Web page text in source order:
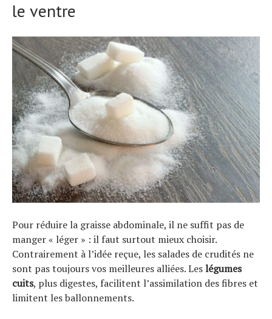
le ventre
Pour réduire la graisse abdominale, il ne suffit pas de
manger « léger » : il faut surtout mieux choisir.
Contrairement à l’idée reçue, les salades de crudités ne
sont pas toujours vos meilleures alliées. Leslégumes
cuits, plus digestes, facilitent l’assimilation des fibres et
limitent les ballonnements.
À propos